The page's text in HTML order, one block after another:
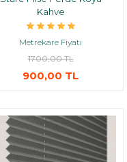
Kahve
Metrekare Fiyatı
1700,00 TL
900,00 TL